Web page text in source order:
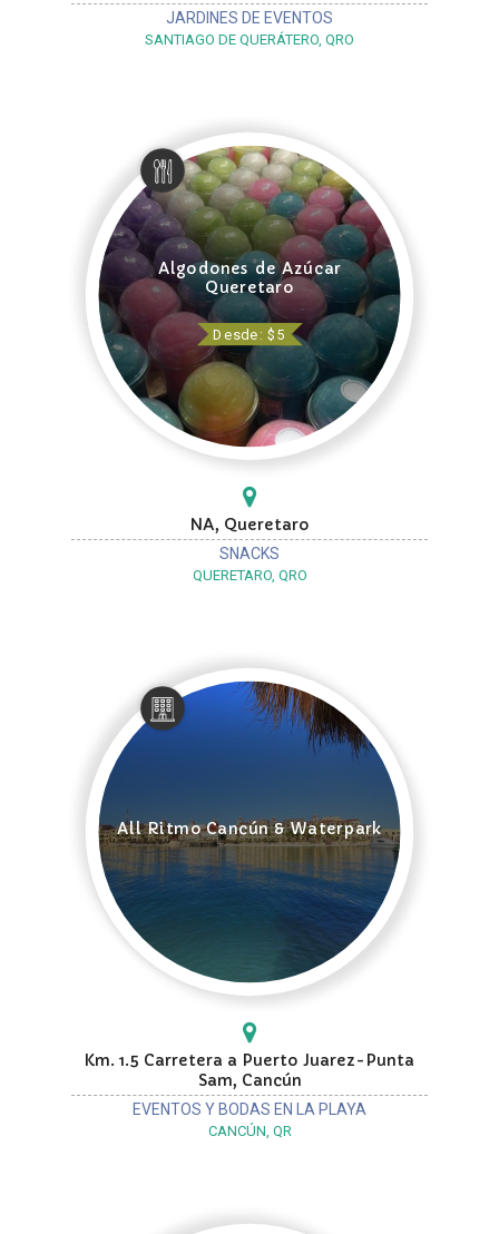
JARDINES DE EVENTOS
SANTIAGO DE QUERÁTERO, QRO
Algodones de Azúcar
Queretaro
Desde: $5
NA, Queretaro
SNACKS
QUERETARO, QRO
All Ritmo Cancún & Waterpark
Km. 1.5 Carretera a Puerto Juarez-Punta
Sam, Cancún
EVENTOS Y BODAS EN LA PLAYA
CANCÚN, QR